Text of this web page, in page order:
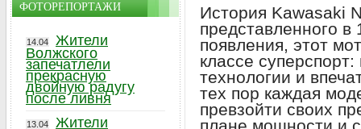
История Kawasaki
представленного в
появления, этот
классе
технологии и
тех пор каждая
превзойти своих
ФОТОРЕПОРТАЖИ
14.04
Жители
Волжского
запечатлели
прекрасную
двойную радугу
после ливня
13.04
Жители